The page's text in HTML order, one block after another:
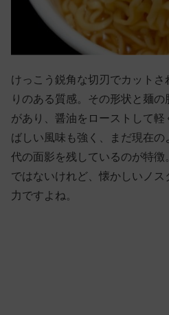
けっこう鋭角な切刃でカット
りのある質感。その形状と麺
があり、醤油をローストして
ばしい風味も強く、まだ現在
代の面影を残しているのが特
ではないけれど、懐かしいノ
力ですよね。